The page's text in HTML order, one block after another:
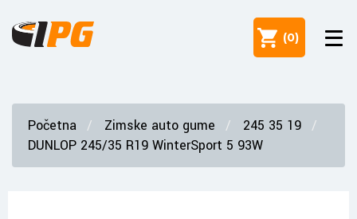
(0)
Početna Zimske auto gume
245 35 19
DUNLOP 245/35 R19 WinterSport 5 93W